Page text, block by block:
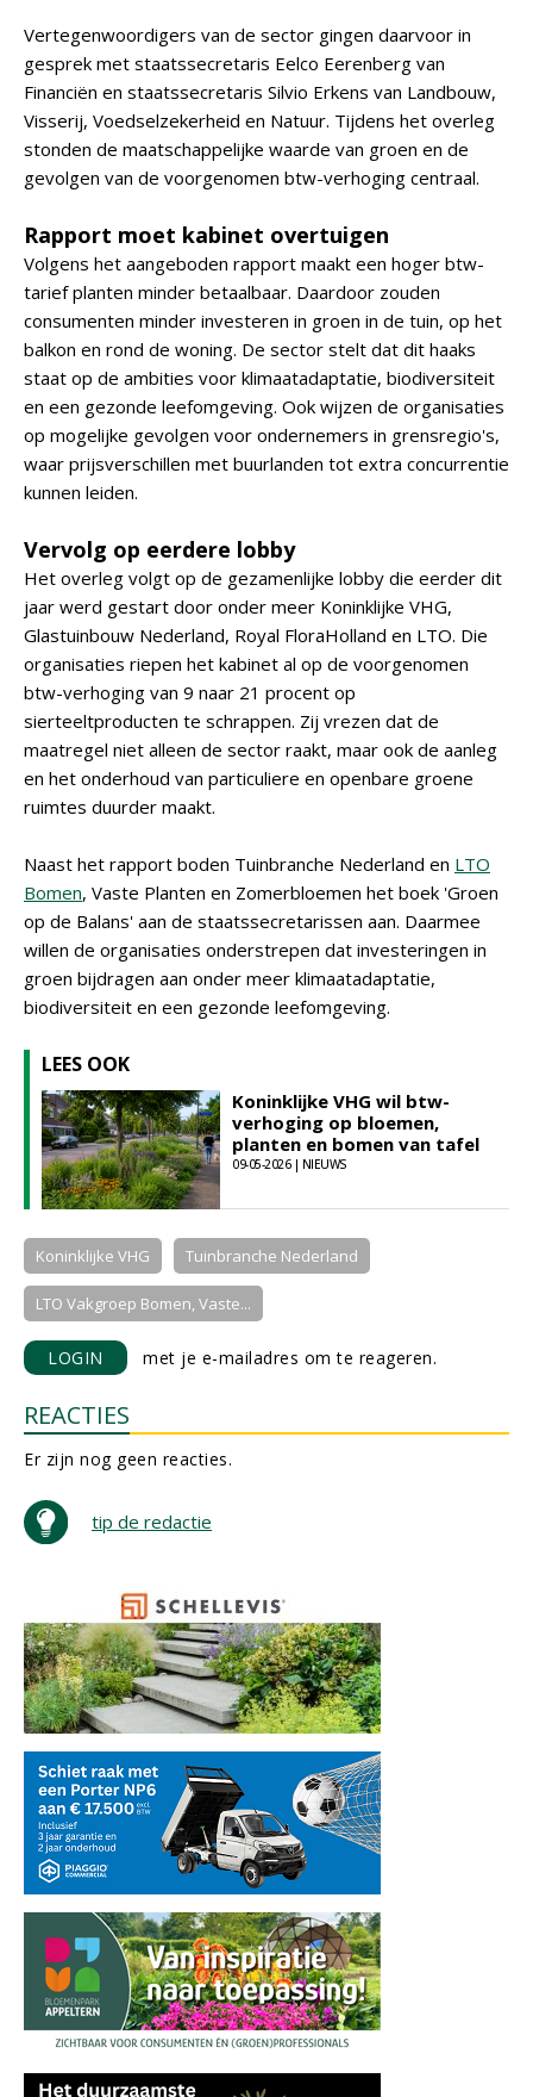
Vertegenwoordigers van de sector gingen daarvoor in
gesprek met staatssecretaris Eelco Eerenberg van
Financiën en staatssecretaris Silvio Erkens van Landbouw,
Visserij, Voedselzekerheid en Natuur. Tijdens het overleg
stonden de maatschappelijke waarde van groen en de
gevolgen van de voorgenomen btw-verhoging centraal.
Rapport moet kabinet overtuigen
Volgens het aangeboden rapport maakt een hoger btw-
tarief planten minder betaalbaar. Daardoor zouden
consumenten minder investeren in groen in de tuin, op het
balkon en rond de woning. De sector stelt dat dit haaks
staat op de ambities voor klimaatadaptatie, biodiversiteit
en een gezonde leefomgeving. Ook wijzen de organisaties
op mogelijke gevolgen voor ondernemers in grensregio's,
waar prijsverschillen met buurlanden tot extra concurrentie
kunnen leiden.
Vervolg op eerdere lobby
Het overleg volgt op de gezamenlijke lobby die eerder dit
jaar werd gestart door onder meer Koninklijke VHG,
Glastuinbouw Nederland, Royal FloraHolland en LTO. Die
organisaties riepen het kabinet al op de voorgenomen
btw-verhoging van 9 naar 21 procent op
sierteeltproducten te schrappen. Zij vrezen dat de
maatregel niet alleen de sector raakt, maar ook de aanleg
en het onderhoud van particuliere en openbare groene
ruimtes duurder maakt.
Naast het rapport boden Tuinbranche Nederland en LTO
Bomen, Vaste Planten en Zomerbloemen het boek 'Groen
op de Balans' aan de staatssecretarissen aan. Daarmee
willen de organisaties onderstrepen dat investeringen in
groen bijdragen aan onder meer klimaatadaptatie,
biodiversiteit en een gezonde leefomgeving.
LEES OOK
Koninklijke VHG wil btw-
verhoging op bloemen,
planten en bomen van tafel
09-05-2026 | NIEUWS
Koninklijke VHG Tuinbranche Nederland
LTO Vakgroep Bomen, Vaste...
LOGIN met je e-mailadres om te reageren.
REACTIES
Er zijn nog geen reacties.
tip de redactie